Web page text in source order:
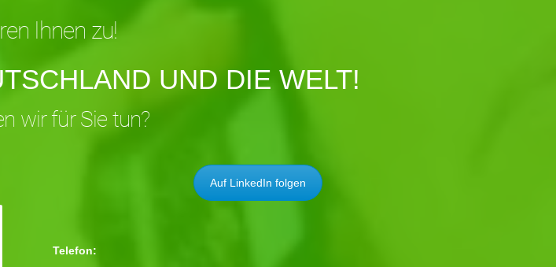
Ihnen zu!
UND DIE WELT!
wir für Sie tun?
Auf LinkedIn folgen
Telefon: